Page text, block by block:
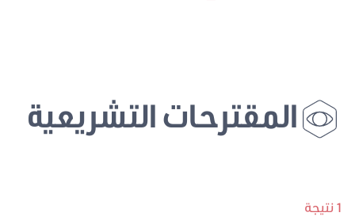
المقترحات التشريعية
1 نتيجة